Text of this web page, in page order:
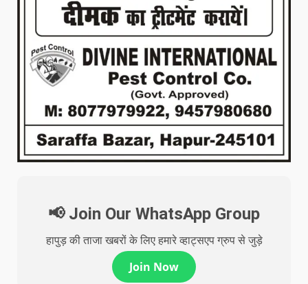
📢 Join Our WhatsApp Group
हापुड़ की ताजा खबरों के लिए हमारे व्हाट्सएप ग्रुप से जुड़े
Join Now